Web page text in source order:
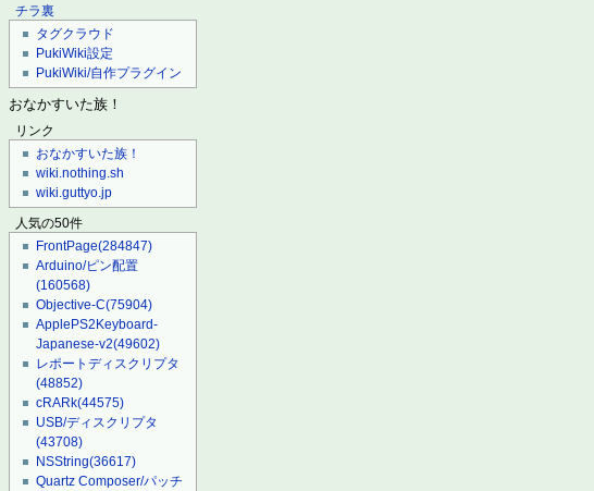
チラ裏
タグクラウド
PukiWiki設定
PukiWiki/自作プラグイン
おなかすいた族！
リンク
おなかすいた族！
wiki.nothing.sh
wiki.guttyo.jp
人気の50件
FrontPage(284847)
Arduino/ピン配置
(160568)
Objective-C(75904)
ApplePS2Keyboard-
Japanese-v2(49602)
レポートディスクリプタ
(48852)
cRARk(44575)
USB/ディスクリプタ
(43708)
NSString(36617)
Quartz Composer/パッチ